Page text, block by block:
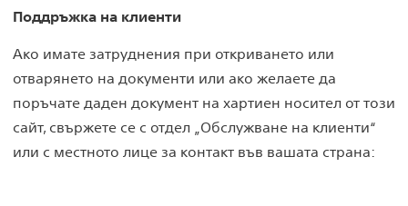
Поддръжка на клиенти
Ако имате затруднения при откриването или
отварянето на документи или ако желаете да
поръчате даден документ на хартиен носител от този
сайт, свържете се с отдел „Обслужване на клиенти“
или с местното лице за контакт във вашата страна: